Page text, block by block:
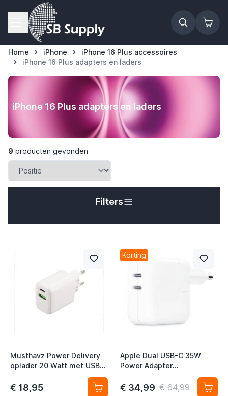
Ga naar de inhoud
Home iPhone
iPhone 16 Plus accessoires
iPhone 16 Plus adapters en laders
iPhone 16 Plus adapters en laders
9 producten gevonden
Filters
Musthavz Power Delivery
oplader 20 Watt met USB-A
€ 18,95
Korting
Apple Dual USB-C 35W
Power Adapter
€ 34,99 € 64,99